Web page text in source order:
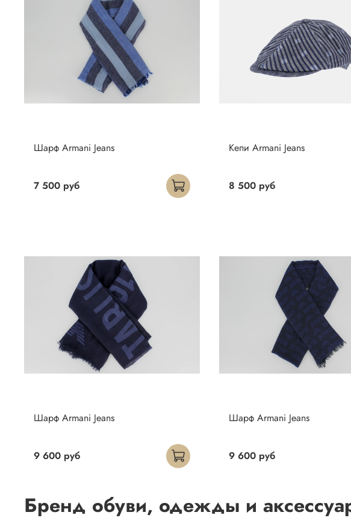
Шарф Armani Jeans
7 500 руб
Кепи Armani Jeans
8 500 руб
Шарф Armani Jeans
9 600 руб
Шарф Armani Jeans
9 600 руб
Бренд обуви, одежды и